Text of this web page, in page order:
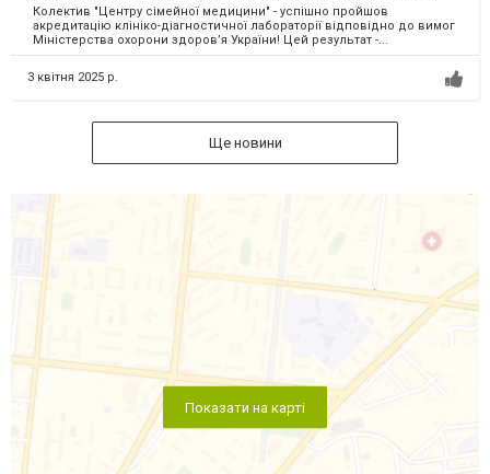
Колектив "Центру сімейної медицини" - успішно пройшов
акредитацію клініко-діагностичної лабораторії відповідно до вимог
Міністерства охорони здоров’я України! Цей результат -...
3 квітня 2025 р.
Ще новини
Показати на карті